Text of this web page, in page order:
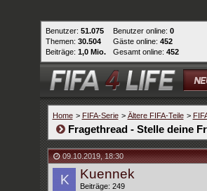
Benutzer: 51.075
Themen: 30.504
Beiträge: 1,0 Mio.
Benutzer online: 0
Gäste online: 452
Gesamt online: 452
Home > FIFA-Serie > Ältere FIFA-Teile >
Fragethread - Stelle deine
09.10.2019,18:30
Kuennek
Beiträge: 249